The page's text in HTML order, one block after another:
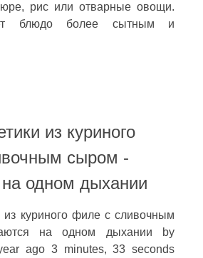
рис или отварные овощи.
блюдо более сытным и
из куриного
сыром -
одном дыхании
из куриного филе с сливочным
на одном дыхании by
ago 3 minutes, 33 seconds